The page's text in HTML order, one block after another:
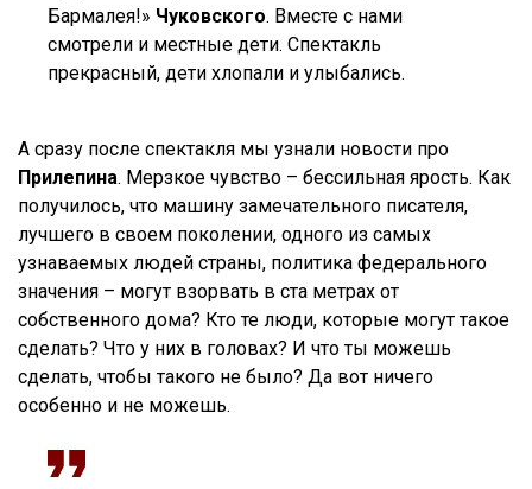
Бармалея!» Чуковского. Вместе с нами
смотрели и местные дети. Спектакль
прекрасный, дети хлопали и улыбались.
А сразу после спектакля мы узнали новости про
Прилепина. Мерзкое чувство – бессильная ярость. Как
получилось, что машину замечательного писателя,
лучшего в своем поколении, одного из самых
узнаваемых людей страны, политика федерального
значения – могут взорвать в ста метрах от
собственного дома? Кто те люди, которые могут такое
сделать? Что у них в головах? И что ты можешь
сделать, чтобы такого не было? Да вот ничего
особенно и не можешь.